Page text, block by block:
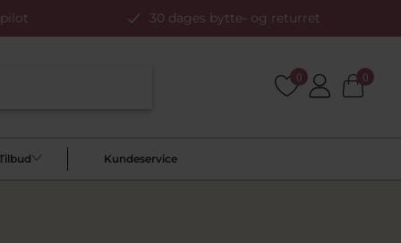
30 dages bytte- og returret
0 0
Kundeservice